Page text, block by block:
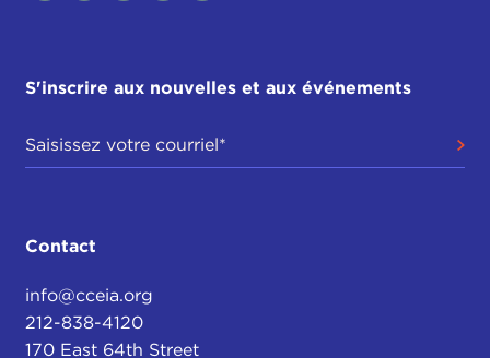
S'inscrire aux nouvelles et aux événements
Contact
info@cceia.org
212-838-4120
170 East 64th Street